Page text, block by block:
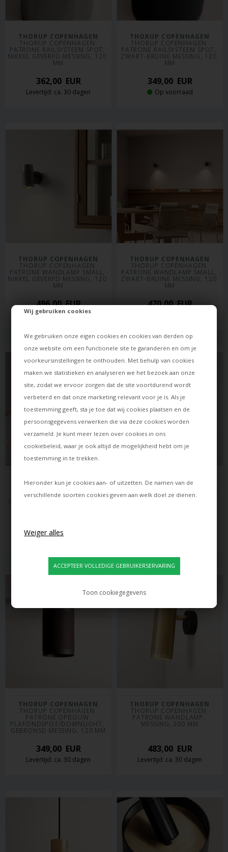
Wij gebruiken cookies
We gebruiken onze eigen cookies en cookies van derden op
onze website om een functionele site te garanderen en om je
voorkeursinstellingen te onthouden. Met behulp van cookies
maken we statistieken en analyseren we het bezoek aan onze
site, zodat we ervoor zorgen dat de site voortdurend wordt
verbeterd en dat onze marketing relevant voor je is. Als je
toestemming geeft, sta je toe dat wij cookies plaatsen en de
persoonsgegevens verwerken die via deze cookies worden
verzameld. Je kunt meer lezen over cookies in ons
cookiebeleid, waar je ook altijd de mogelijkheid hebt om je
toestemming in te trekken.
Hieronder kun je cookies aan- of uitzetten. De namen van de
verschillende soorten cookies geven aan welk doel ze dienen.
Toon cookiegegevens
THORUP COPENHAGEN
THORUP COPENHAGEN
PATRONE RAILSYSTEEM SPOT,
NIKKEL GEVERFD MESSING, 120
MM
362,00EUR
Levertijd: ca. 30 dagen
THORUP COPENHAGEN
THORUP COPENHAGEN
PATRONE RAILSYSTEEM SPOT,
ZWART-BRUINE MESSING, 120
MM
349,00EUR
Op voorraad
THORUP COPENHAGEN
THORUP COPENHAGEN
PATRONE WANDLAMP SMALL,
NIKKEL GEVERFD MESSING, 120
MM
496,00EUR
Levertijd: ca. 30 dagen
THORUP COPENHAGEN
THORUP COPENHAGEN
PATRONE WANDLAMP SMALL,
ZWART-BRUINE MESSING, 120
MM
470,00EUR
THORUP COPENHAGEN
THORUP COPENHAGEN
PATRONE WANDLAMP,
Levertijd: ca. 30 dagen
THORUP COPENHAGEN
PATRONE WANDLAMP, ZWART-
THORUP COPENHAGEN
THORUP COPENHAGEN
PATRONE OPBOUW
PLAFONDSPOT/DOWNLIGHT,
GEBRONSD MESSING, 120 MM
349,00EUR
Levertijd: ca. 30 dagen
THORUP COPENHAGEN
THORUP COPENHAGEN
PATRONE WANDLAMP,
MESSING, 200 MM
483,00EUR
Levertijd: ca. 30 dagen